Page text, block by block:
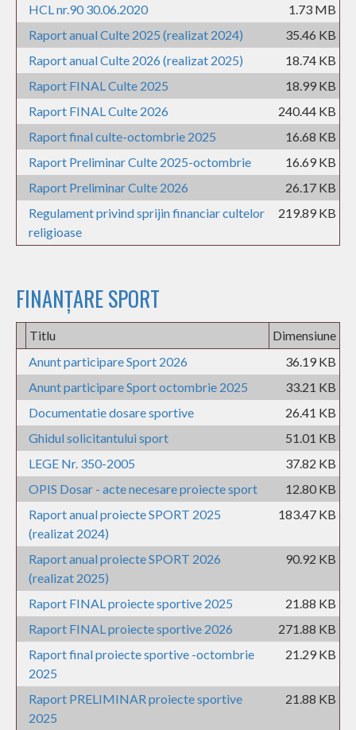
HCL nr.90 30.06.2020
1.73 MB
Raport anual Culte 2025 (realizat 2024)
35.46 KB
Raport anual Culte 2026 (realizat 2025)
18.74 KB
Raport FINAL Culte 2025
18.99 KB
Raport FINAL Culte 2026
240.44 KB
Raport final culte-octombrie 2025
16.68 KB
Raport Preliminar Culte 2025-octombrie
16.69 KB
Raport Preliminar Culte 2026
26.17 KB
Regulament privind sprijin financiar cultelor
religioase
219.89 KB
FINANȚARE SPORT
Titlu
Dimensiune
Anunt participare Sport 2026
36.19 KB
Anunt participare Sport octombrie 2025
33.21 KB
Documentatie dosare sportive
26.41 KB
Ghidul solicitantului sport
51.01 KB
LEGE Nr. 350-2005
37.82 KB
OPIS Dosar - acte necesare proiecte sport
12.80 KB
Raport anual proiecte SPORT 2025
(realizat 2024)
183.47 KB
Raport anual proiecte SPORT 2026
(realizat 2025)
90.92 KB
Raport FINAL proiecte sportive 2025
21.88 KB
Raport FINAL proiecte sportive 2026
271.88 KB
Raport final proiecte sportive -octombrie
2025
21.29 KB
Raport PRELIMINAR proiecte sportive
2025
21.88 KB